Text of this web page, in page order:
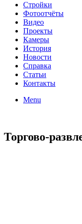
Стройки
Фотоотчёты
Видео
Проекты
Камеры
История
Новости
Справка
Статьи
Контакты
Menu
Торгово-